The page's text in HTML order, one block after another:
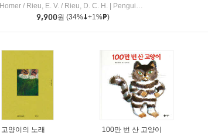
Homer / Rieu, E. V. / Rieu, D. C. H.
Penguin Group
9,900원 (34% +1% )
고양이의 노래 100만 번 산 고양이